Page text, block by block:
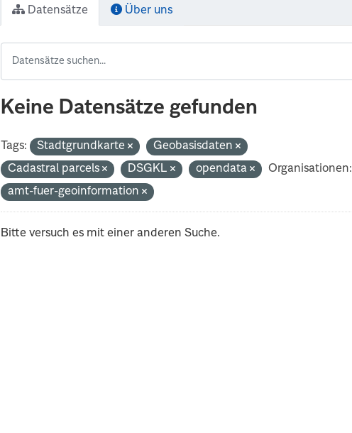
Datensätze Über uns
Keine Datensätze gefunden
Tags: Stadtgrundkarte
Geobasisdaten
Cadastral parcels
DSGKL opendata
Organisationen:
amt-fuer-geoinformation
Bitte versuch es mit einer anderen Suche.